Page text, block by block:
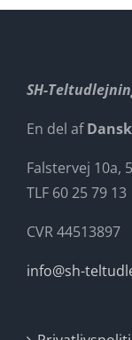
SH-
En del af
Falstervej 10a,
TLF 60 25 79 13
CVR 44513897
info@sh-